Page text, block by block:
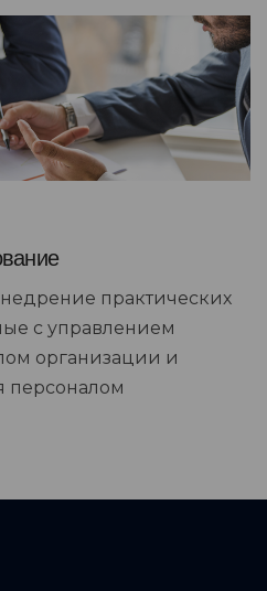
практических
с управлением
организации и
персоналом